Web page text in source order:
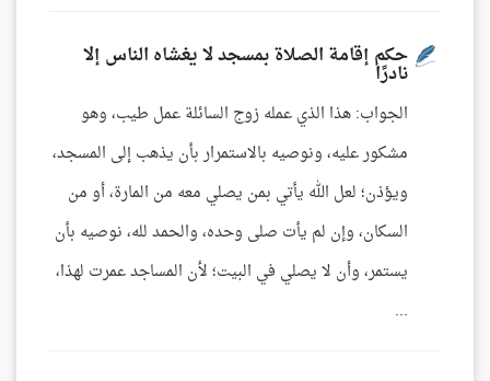
حكم إقامة الصلاة بمسجد لا يغشاه الناس إلا
نادرًا
الجواب: هذا الذي عمله زوج السائلة عمل طيب، وهو
مشكور عليه، ونوصيه بالاستمرار بأن يذهب إلى المسجد،
ويؤذن؛ لعل الله يأتي بمن يصلي معه من المارة، أو من
السكان، وإن لم يأت صلى وحده، والحمد لله، نوصيه بأن
يستمر، وأن لا يصلي في البيت؛ لأن المساجد عمرت لهذا،
...